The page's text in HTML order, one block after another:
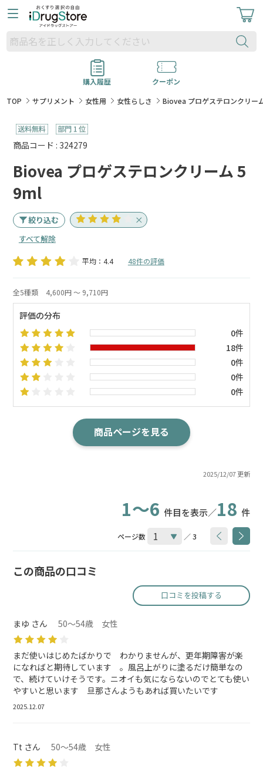
購入履歴
クーポン
TOP
サプリメント 女性用 女性らしさ Biovea プロゲステロンクリー
商品コード : 324279
Biovea プロゲステロンクリーム 5
9ml
絞り込む
すべて解除
平均：4.4 48件の評価
2025/12/07 更新
全5種類 4,600円 ～ 9,710円
評価の分布
0件
18件
0件
0件
0件
商品ページを見る
1～6 件目を表示／18 件
ページ数 ／ 3
この商品の口コミ
口コミを投稿する
まゆ さん 50～54歳 女性
まだ使いはじめたばかりで わかりませんが、更年期障害が楽
になればと期待しています 。風呂上がりに塗るだけ簡単なの
で、続けていけそうです。ニオイも気にならないのでとても使い
やすいと思います 旦那さんようもあれば買いたいです
2025.12.07
Tt さん 50～54歳 女性